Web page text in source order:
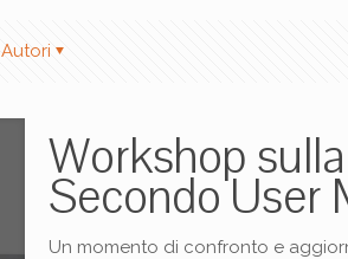
Autori
Workshop
Secondo User
Un momento di confronto e